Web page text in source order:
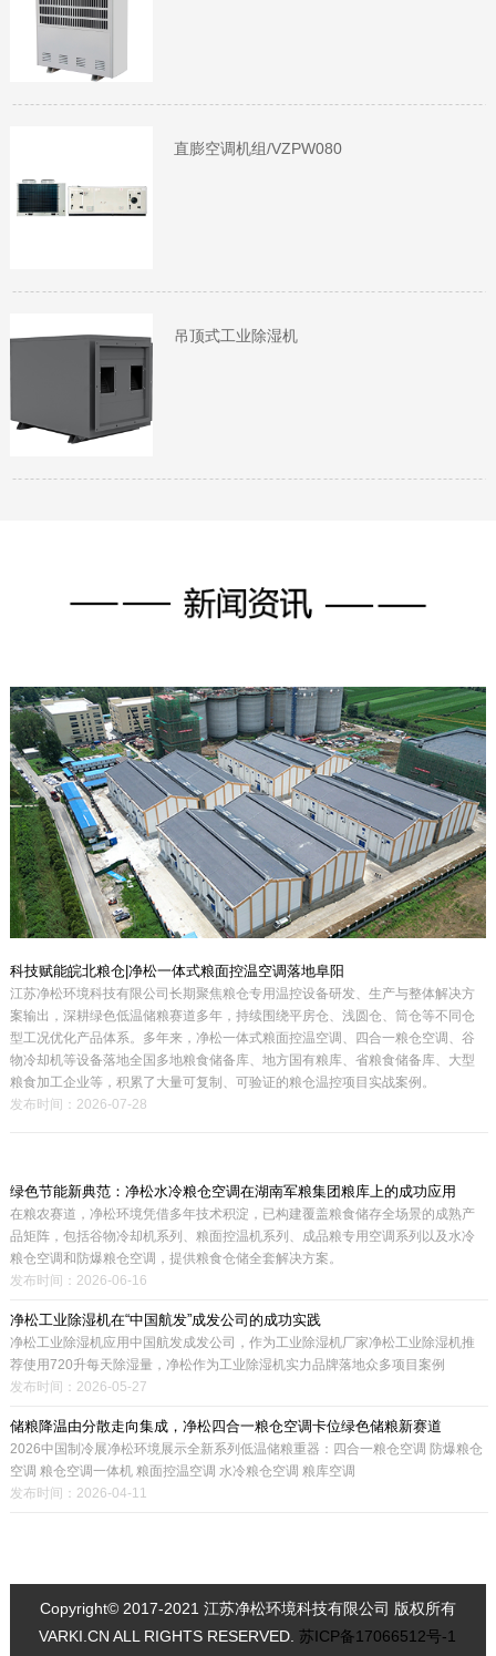
直膨空调机组/VZPW080
吊顶式工业除湿机
科技赋能皖北粮仓|净松一体式粮面控温空调落地阜阳
江苏净松环境科技有限公司长期聚焦粮仓专用温控设备研发、生产与整体解决方
案输出，深耕绿色低温储粮赛道多年，持续围绕平房仓、浅圆仓、筒仓等不同仓
型工况优化产品体系。多年来，净松一体式粮面控温空调、四合一粮仓空调、谷
物冷却机等设备落地全国多地粮食储备库、地方国有粮库、省粮食储备库、大型
粮食加工企业等，积累了大量可复制、可验证的粮仓温控项目实战案例。
发布时间：2026-07-28
绿色节能新典范：净松水冷粮仓空调在湖南军粮集团粮库上的成功应用
在粮农赛道，净松环境凭借多年技术积淀，已构建覆盖粮食储存全场景的成熟产
品矩阵，包括谷物冷却机系列、粮面控温机系列、成品粮专用空调系列以及水冷
粮仓空调和防爆粮仓空调，提供粮食仓储全套解决方案。
发布时间：2026-06-16
净松工业除湿机在“中国航发”成发公司的成功实践
净松工业除湿机应用中国航发成发公司，作为工业除湿机厂家净松工业除湿机推
荐使用720升每天除湿量，净松作为工业除湿机实力品牌落地众多项目案例
发布时间：2026-05-27
储粮降温由分散走向集成，净松四合一粮仓空调卡位绿色储粮新赛道
2026中国制冷展净松环境展示全新系列低温储粮重器：四合一粮仓空调 防爆粮仓
空调 粮仓空调一体机 粮面控温空调 水冷粮仓空调 粮库空调
发布时间：2026-04-11
Copyright© 2017-2021 江苏净松环境科技有限公司 版权所有
VARKI.CN ALL RIGHTS RESERVED.苏ICP备17066512号-1